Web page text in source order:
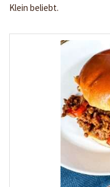
Klein beliebt.